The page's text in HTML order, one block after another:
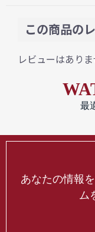
この商品の
レビューはありま
最
あなたの情報
ム